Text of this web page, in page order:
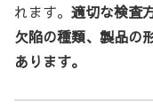
れます。 適切な検査
欠陥の種類、製品の
あります。